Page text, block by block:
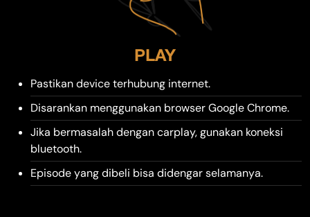
PLAY
Pastikan device terhubung internet.
Disarankan menggunakan browser Google Chrome.
Jika bermasalah dengan carplay, gunakan koneksi
bluetooth.
Episode yang dibeli bisa didengar selamanya.